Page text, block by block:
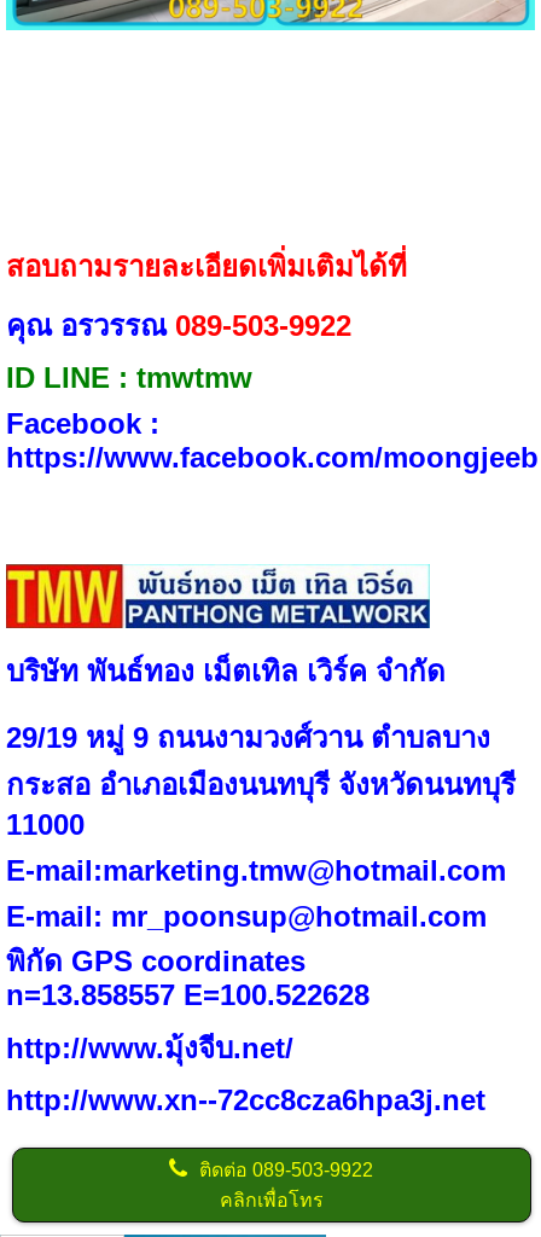
สอบถามรายละเอียดเพิ่มเติมได้ที่
คุณ อรวรรณ 089-503-9922
ID LINE​ : tmwtmw
Facebook :​
https://www.facebook.com/moongjeeb
บริษัท พันธ์ทอง เม็ตเทิล เวิร์ค จำกัด
29/19 หมู่ 9 ถนนงามวงศ์วาน ตำบลบาง
กระสอ อำเภอเมืองนนทบุรี จังหวัดนนทบุรี
11000
E-mail:marketing.tmw@hotmail.com
E-mail: mr_poonsup@hotmail.com
พิกัด GPS coordinates
n=13.858557 E=100.522628
http://www.มุ้งจีบ.net/
http://www.xn--72cc8cza6hpa3j.net
ติดต่อ089-503-9922
คลิกเพื่อโทร